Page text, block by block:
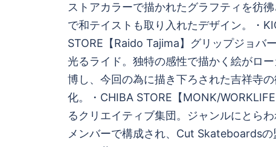
ストアカラーで描かれたグラフティを彷
で和テイストも取り入れたデザイン。・
STORE【Raido Tajima】グリップジョバ
光るライド。独特の感性で描かく絵がロ
博し、今回の為に描き下ろされた吉祥寺
化。・CHIBA STORE【MONK/
るクリエイティブ集団。ジャンルにとら
メンバーで構成され、Cut Skateboards